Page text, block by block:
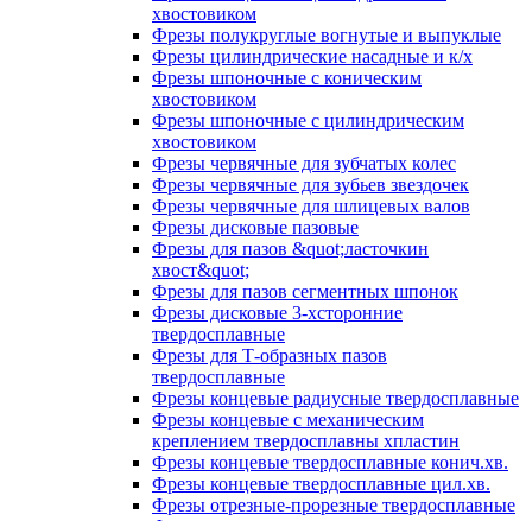
хвостовиком
Фрезы полукруглые вогнутые и выпуклые
Фрезы цилиндрические насадные и к/х
Фрезы шпоночные с коническим
хвостовиком
Фрезы шпоночные с цилиндрическим
хвостовиком
Фрезы червячные для зубчатых колес
Фрезы червячные для зубьев звездочек
Фрезы червячные для шлицевых валов
Фрезы дисковые пазовые
Фрезы для пазов &quot;ласточкин
хвост&quot;
Фрезы для пазов сегментных шпонок
Фрезы дисковые 3-хсторонние
твердосплавные
Фрезы для Т-образных пазов
твердосплавные
Фрезы концевые радиусные твердосплавные
Фрезы концевые с механическим
креплением твердосплавны хпластин
Фрезы концевые твердосплавные конич.хв.
Фрезы концевые твердосплавные цил.хв.
Фрезы отрезные-прорезные твердосплавные